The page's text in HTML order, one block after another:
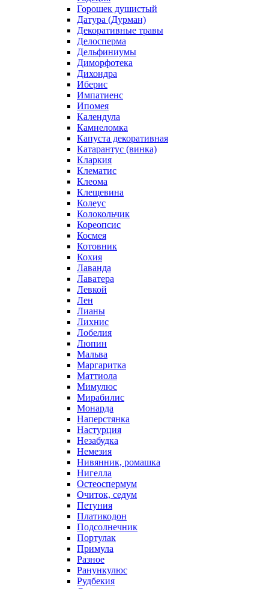
Горошек душистый
Датура (Дурман)
Декоративные травы
Делосперма
Дельфиниумы
Диморфотека
Дихондра
Иберис
Импатиенс
Ипомея
Календула
Камнеломка
Капуста декоративная
Катарантус (винка)
Кларкия
Клематис
Клеома
Клещевина
Колеус
Колокольчик
Кореопсис
Космея
Котовник
Кохия
Лаванда
Лаватера
Левкой
Лен
Лианы
Лихнис
Лобелия
Люпин
Мальва
Маргаритка
Маттиола
Мимулюс
Мирабилис
Монарда
Наперстянка
Настурция
Незабудка
Немезия
Нивянник, ромашка
Нигелла
Остеоспермум
Очиток, седум
Петуния
Платикодон
Подсолнечник
Портулак
Примула
Разное
Ранункулюс
Рудбекия